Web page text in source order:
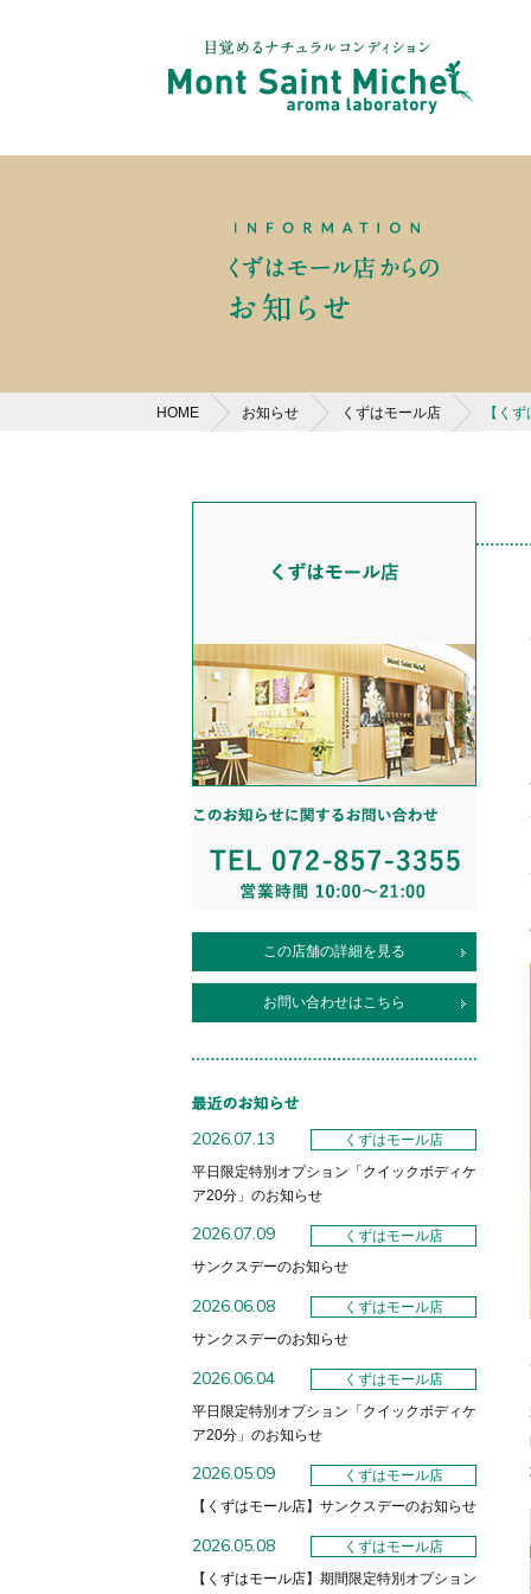
HOME お知らせ くずはモール店 【く
この店舗の詳細を見る
お問い合わせはこちら
2026.07.13
くずはモール店
平日限定特別オプション「クイックボディケ
ア20分」のお知らせ
2026.07.09
くずはモール店
サンクスデーのお知らせ
2026.06.08
くずはモール店
サンクスデーのお知らせ
2026.06.04
くずはモール店
平日限定特別オプション「クイックボディケ
ア20分」のお知らせ
2026.05.09
くずはモール店
【くずはモール店】サンクスデーのお知らせ
2026.05.08
くずはモール店
【くずはモール店】期間限定特別オプション